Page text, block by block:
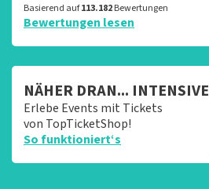
Basierend auf113.182Bewertungen
Bewertungen lesen
NÄHER DRAN...
Erlebe Events mit Tickets
von TopTicketShop!
So funktioniert‘s